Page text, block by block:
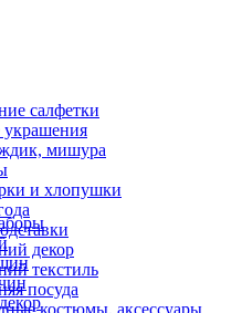
салфетки
мишура
и хлопушки
декор
текстиль
посуда
костюмы, аксессуары